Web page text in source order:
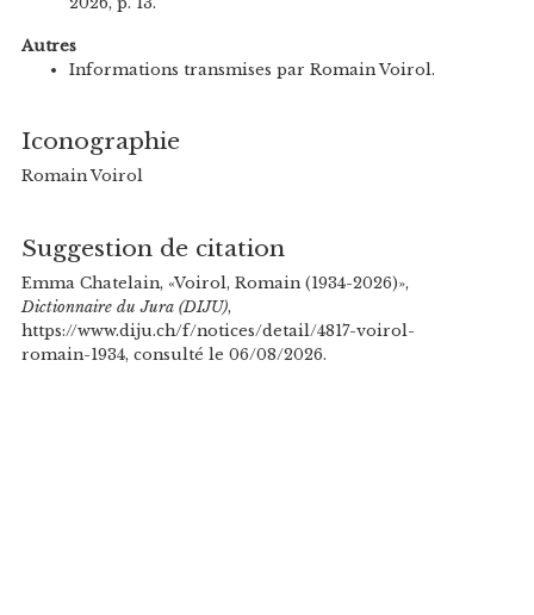
Autres
Informations transmises par Romain Voirol.
Iconographie
Romain Voirol
Suggestion de citation
Emma Chatelain, «Voirol, Romain (1934-2026)»,
Dictionnaire du Jura (DIJU),
https://www.diju.ch/f/notices/detail/4817-voirol-
romain-1934, consulté le 06/08/2026.